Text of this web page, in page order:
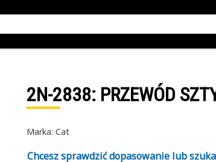
2N-2838: PRZEWÓD
Marka: Cat
Chcesz sprawdzić dopasowanie lub